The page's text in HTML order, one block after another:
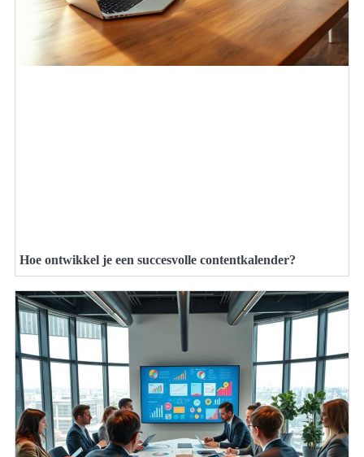
Hoe ontwikkel je een succesvolle contentkalender?